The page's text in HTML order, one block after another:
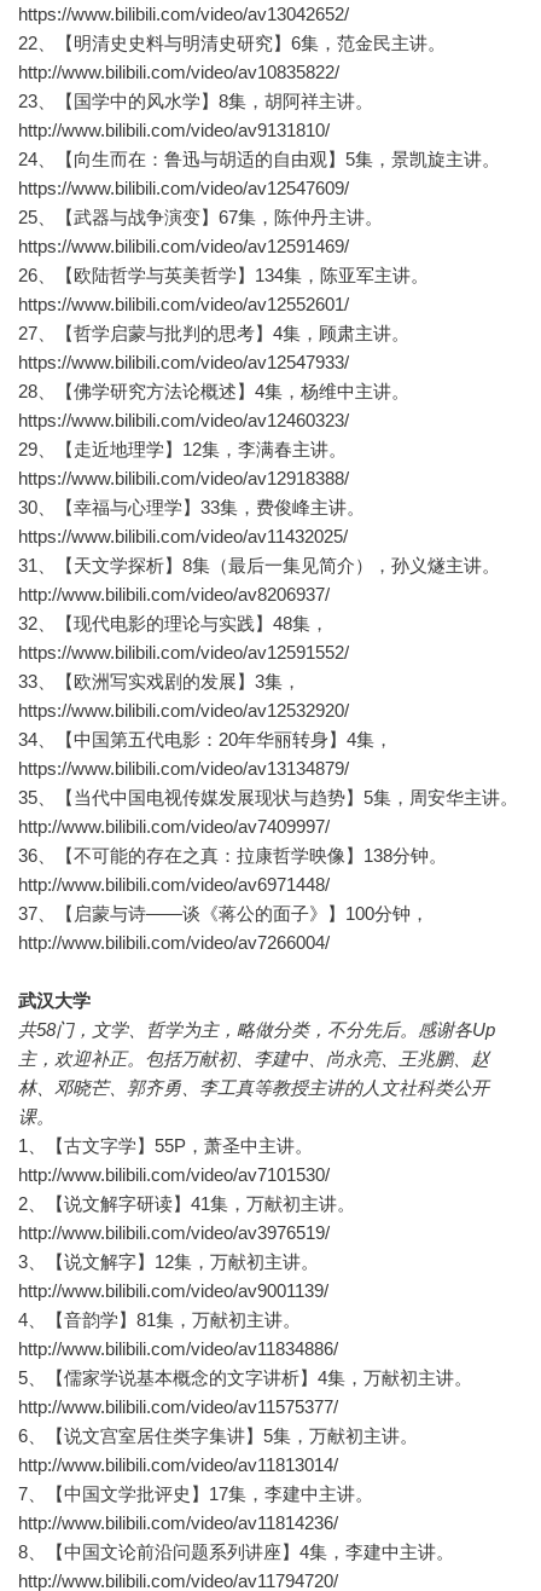
https://www.bilibili.com/video/av13042652/
22、【明清史史料与明清史研究】6集，范金民主讲。
http://www.bilibili.com/video/av10835822/
23、【国学中的风水学】8集，胡阿祥主讲。
http://www.bilibili.com/video/av9131810/
24、【向生而在：鲁迅与胡适的自由观】5集，景凯旋主讲。
https://www.bilibili.com/video/av12547609/
25、【武器与战争演变】67集，陈仲丹主讲。
https://www.bilibili.com/video/av12591469/
26、【欧陆哲学与英美哲学】134集，陈亚军主讲。
https://www.bilibili.com/video/av12552601/
27、【哲学启蒙与批判的思考】4集，顾肃主讲。
https://www.bilibili.com/video/av12547933/
28、【佛学研究方法论概述】4集，杨维中主讲。
https://www.bilibili.com/video/av12460323/
29、【走近地理学】12集，李满春主讲。
https://www.bilibili.com/video/av12918388/
30、【幸福与心理学】33集，费俊峰主讲。
https://www.bilibili.com/video/av11432025/
31、【天文学探析】8集（最后一集见简介），孙义燧主讲。
http://www.bilibili.com/video/av8206937/
32、【现代电影的理论与实践】48集，
https://www.bilibili.com/video/av12591552/
33、【欧洲写实戏剧的发展】3集，
https://www.bilibili.com/video/av12532920/
34、【中国第五代电影：20年华丽转身】4集，
https://www.bilibili.com/video/av13134879/
35、【当代中国电视传媒发展现状与趋势】5集，周安华主讲。
http://www.bilibili.com/video/av7409997/
36、【不可能的存在之真：拉康哲学映像】138分钟。
http://www.bilibili.com/video/av6971448/
37、【启蒙与诗——谈《蒋公的面子》】100分钟，
http://www.bilibili.com/video/av7266004/
武汉大学
共58门，文学、哲学为主，略做分类，不分先后。感谢各Up
主，欢迎补正。 包括万献初、李建中、尚永亮、王兆鹏、赵
林、邓晓芒、郭齐勇、李工真等教授主讲的人文社科类公开
课。
1、【古文字学】55P，萧圣中主讲。
http://www.bilibili.com/video/av7101530/
2、【说文解字研读】41集，万献初主讲。
http://www.bilibili.com/video/av3976519/
3、【说文解字】12集，万献初主讲。
http://www.bilibili.com/video/av9001139/
4、【音韵学】81集，万献初主讲。
http://www.bilibili.com/video/av11834886/
5、【儒家学说基本概念的文字讲析】4集，万献初主讲。
http://www.bilibili.com/video/av11575377/
6、【说文宫室居住类字集讲】5集，万献初主讲。
http://www.bilibili.com/video/av11813014/
7、【中国文学批评史】17集，李建中主讲。
http://www.bilibili.com/video/av11814236/
8、【中国文论前沿问题系列讲座】4集，李建中主讲。
http://www.bilibili.com/video/av11794720/